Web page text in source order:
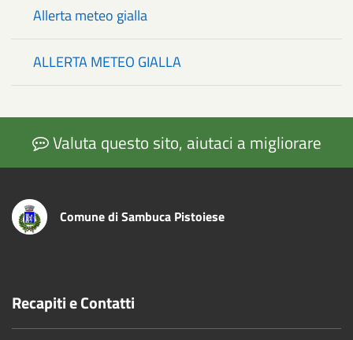
Allerta meteo gialla
ALLERTA METEO GIALLA
Valuta questo sito, aiutaci a migliorare
Comune di Sambuca Pistoiese
Recapiti e Contatti